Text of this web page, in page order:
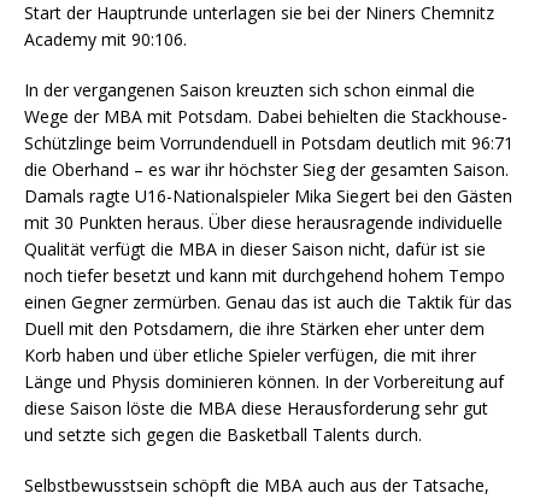
Start der Hauptrunde unterlagen sie bei der Niners Chemnitz
Academy mit 90:106.
In der vergangenen Saison kreuzten sich schon einmal die
Wege der MBA mit Potsdam. Dabei behielten die Stackhouse-
Schützlinge beim Vorrundenduell in Potsdam deutlich mit 96:71
die Oberhand – es war ihr höchster Sieg der gesamten Saison.
Damals ragte U16-Nationalspieler Mika Siegert bei den Gästen
mit 30 Punkten heraus. Über diese herausragende individuelle
Qualität verfügt die MBA in dieser Saison nicht, dafür ist sie
noch tiefer besetzt und kann mit durchgehend hohem Tempo
einen Gegner zermürben. Genau das ist auch die Taktik für das
Duell mit den Potsdamern, die ihre Stärken eher unter dem
Korb haben und über etliche Spieler verfügen, die mit ihrer
Länge und Physis dominieren können. In der Vorbereitung auf
diese Saison löste die MBA diese Herausforderung sehr gut
und setzte sich gegen die Basketball Talents durch.
Selbstbewusstsein schöpft die MBA auch aus der Tatsache,